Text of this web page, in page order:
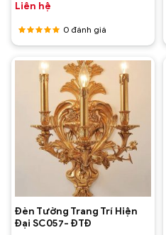
Liên hệ
Được
xếp hạng
5 sao
0 đánh giá
Đèn Tường Trang Trí Hiện
Đại SC057- ĐTĐ